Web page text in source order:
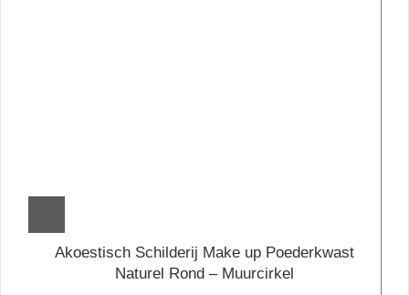
Akoestisch Schilderij Make up Poederkwast
Naturel Rond – Muurcirkel